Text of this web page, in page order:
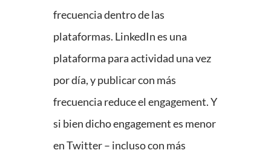
frecuencia dentro de las
plataformas. LinkedIn es una
plataforma para actividad una vez
por día, y publicar con más
frecuencia reduce el engagement. Y
si bien dicho engagement es menor
en Twitter – incluso con más